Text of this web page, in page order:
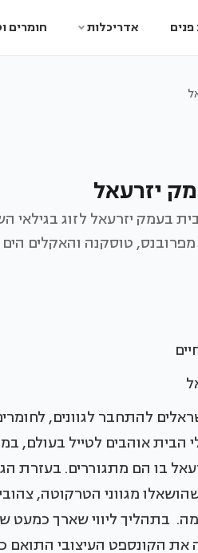
פנים אדריכלות חומרים
יזרעאל
בעמק יזרעאל לזוג בגילאי
טוסקנה והאקלים הים
להתחבר לגוונים,
הבית אוהבים לטייל בעולם,
בו הם מתגוררים. בעזרת
מגווני הטרקוטה,
בתהליך ליווי שארך כמעט
את הקונספט העיצובי